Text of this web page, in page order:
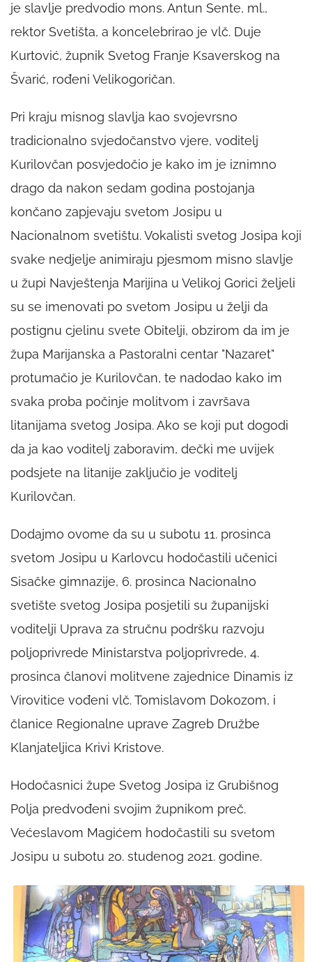
je slavlje predvodio mons. Antun Sente, ml.,
rektor Svetišta, a koncelebrirao je vlč. Duje
Kurtović, župnik Svetog Franje Ksaverskog na
Švarić, rođeni Velikogoričan.
Pri kraju misnog slavlja kao svojevrsno
tradicionalno svjedočanstvo vjere, voditelj
Kurilovčan posvjedočio je kako im je iznimno
drago da nakon sedam godina postojanja
končano zapjevaju svetom Josipu u
Nacionalnom svetištu. Vokalisti svetog Josipa koji
svake nedjelje animiraju pjesmom misno slavlje
u župi Navještenja Marijina u Velikoj Gorici željeli
su se imenovati po svetom Josipu u želji da
postignu cjelinu svete Obitelji, obzirom da im je
župa Marijanska a Pastoralni centar "Nazaret"
protumačio je Kurilovčan, te nadodao kako im
svaka proba počinje molitvom i završava
litanijama svetog Josipa. Ako se koji put dogodi
da ja kao voditelj zaboravim, dečki me uvijek
podsjete na litanije zaključio je voditelj
Kurilovčan.
Dodajmo ovome da su u subotu 11. prosinca
svetom Josipu u Karlovcu hodočastili učenici
Sisačke gimnazije, 6. prosinca Nacionalno
svetište svetog Josipa posjetili su županijski
voditelji Uprava za stručnu podršku razvoju
poljoprivrede Ministarstva poljoprivrede, 4.
prosinca članovi molitvene zajednice Dinamis iz
Virovitice vođeni vlč. Tomislavom Dokozom, i
članice Regionalne uprave Zagreb Družbe
Klanjateljica Krivi Kristove.
Hodočasnici župe Svetog Josipa iz Grubišnog
Polja predvođeni svojim župnikom preč.
Većeslavom Magićem hodočastili su svetom
Josipu u subotu 20. studenog 2021. godine.